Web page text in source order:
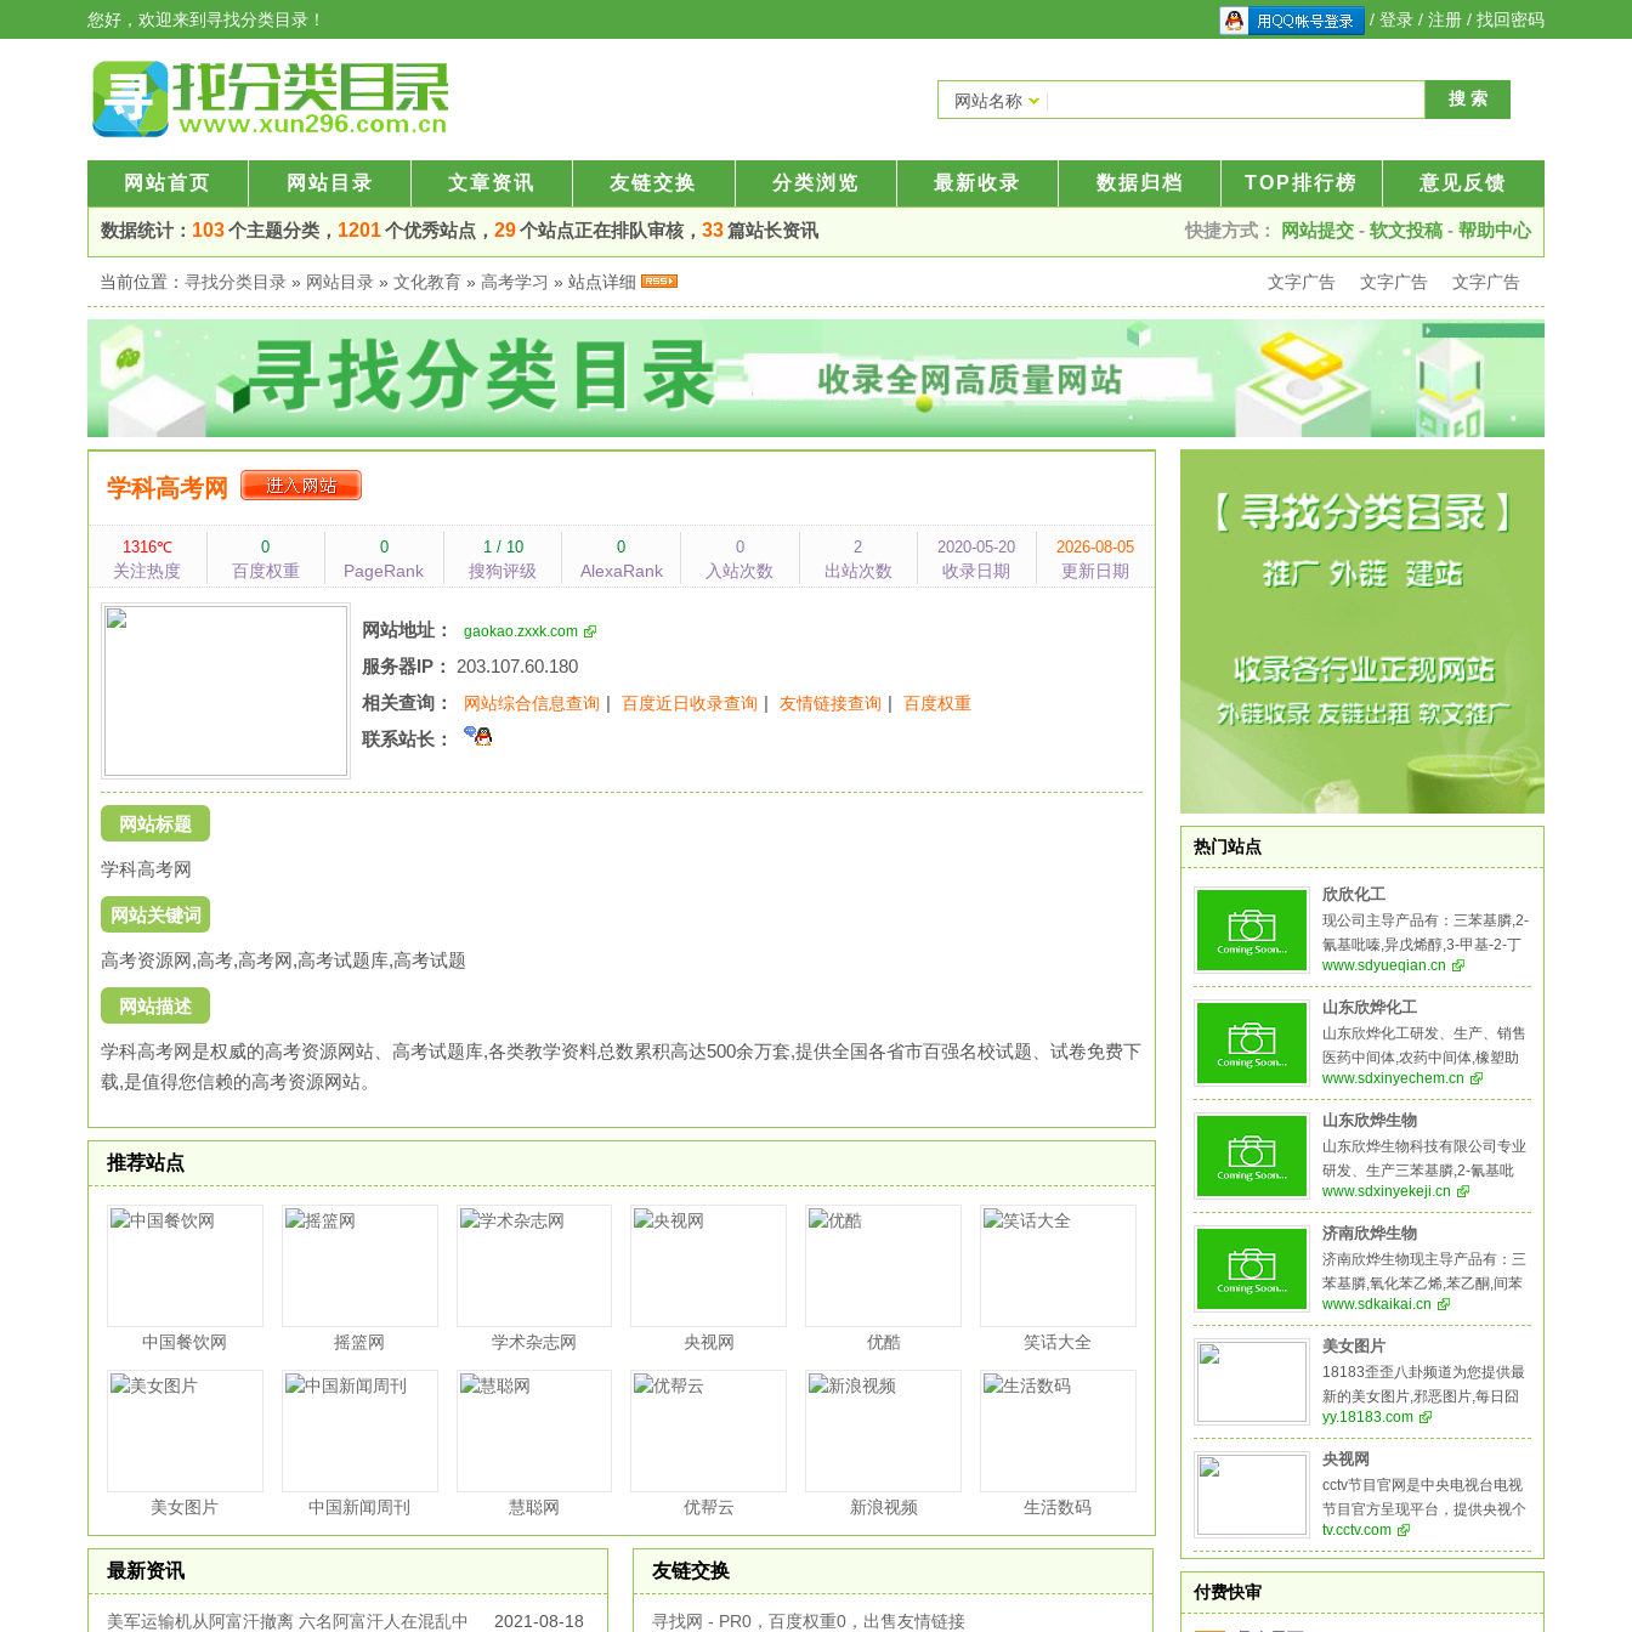
您好，欢迎来到寻找分类目录！ / 登录 / 注册 / 找回密码
网站名称
网站首页 网站目录 文章资讯 友链交换 分类浏览 最新收录 数据归档 TOP排行榜 意见反馈
数据统计： 103个主题分类， 1201个优秀站点， 29个站点正在排队审核， 33篇站长资讯 快捷方式： 网站提交 - 软文投稿 - 帮助中心
文字广告 文字广告 文字广告
当前位置： 寻找分类目录 » 网站目录 » 文化教育 » 高考学习 » 站点详细
学科高考网
1316℃
关注热度
0
百度权重
0
PageRank
1 / 10
搜狗评级
0
AlexaRank
0
入站次数
2
出站次数
2020-05-20
收录日期
2026-08-05
更新日期
网站地址： gaokao.zxxk.com
服务器IP：
203.107.60.180
相关查询：
网站综合信息查询 | 百度近日收录查询 | 友情链接查询 | 百度权重
联系站长：
网站标题
学科高考网
网站关键词
高考资源网,高考,高考网,高考试题库,高考试题
网站描述
学科高考网是权威的高考资源网站、高考试题库,各类教学资料总数累积高达500余万套,提供全国各省市百强名校试题、试卷免费下
载,是值得您信赖的高考资源网站。
推荐站点
中国餐饮网 摇篮网 学术杂志网 央视网 优酷 笑话大全
美女图片 中国新闻周刊 慧聪网 优帮云 新浪视频 生活数码
最新资讯
美军运输机从阿富汗撤离 六名阿富汗人在混乱中 2021-08-18
友链交换
寻找网 - PR0，百度权重0，出售友情链接
热门站点
欣欣化工
现公司主导产品有：三苯基膦,2-
氰基吡嗪,异戊烯醇,3-甲基-2-丁
烯醇,异佛尔酮,二溴海因,无水叔
醛，5-溴-2-氨基苯甲酸,氧化苯
乙烯,苯乙酮,间苯二甲醚,二甲基
硫醚,异戊烯醛,异戊烯醇,环戊酮,
丙二腈,偶氮二异丁腈,叔丁醇医
药中间体,酚醛树脂等系列产品。
www.sdyueqian.cn
山东欣烨化工
山东欣烨化工研发、生产、销售
医药中间体,农药中间体,橡塑助
剂,阻燃剂,酚醛树脂等系列产品,
www.sdxinyechem.cn
山东欣烨生物
山东欣烨生物科技有限公司专业
研发、生产三苯基膦,2-氰基吡
嗪,氧化苯乙烯,苯乙酮,间苯二甲
烯醛,异戊烯醇,环戊酮,丙二腈,偶
氮二异丁腈,叔丁醇,医药中间
体、农药中间体，阻燃剂,酚醛树
产，销售于一体的综合性化工企
业。
www.sdxinyekeji.cn
济南欣烨生物
济南欣烨生物现主导产品有：三
苯基膦,氧化苯乙烯,苯乙酮,间苯
二甲醚,2-氰基吡嗪,二甲基硫醚,
腈,偶氮二异丁腈,叔丁醇医药中
间体,酚醛树脂,生物制药系列，
医药中间体，化学溶剂系列，阻
燃剂系列，化学试剂系列，颜料
燃料系列，橡胶塑料系列，酚醛
树脂等系列产品
www.sdkaikai.cn
美女图片
18183歪歪八卦频道为您提供最
新的美女图片,邪恶图片,每日囧
图大全，18183歪歪八卦频道让
yy.18183.com
央视网
cctv节目官网是中央电视台电视
节目官方呈现平台，提供央视个
频道的直播、点播、节目预告等
服务，集纳央视所有栏目、电
tv.cctv.com
付费快审